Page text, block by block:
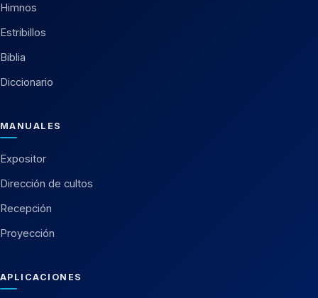
Himnos
Estribillos
Biblia
Diccionario
MANUALES
Expositor
Dirección de cultos
Recepción
Proyección
APLICACIONES